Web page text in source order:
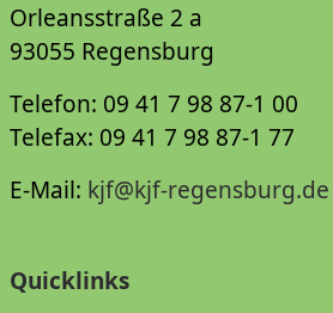
Orleansstraße 2 a
93055 Regensburg
Telefon: 09 41 7 98 87-1 00
Telefax: 09 41 7 98 87-1 77
E-Mail: kjf@kjf-regensburg.de
Quicklinks